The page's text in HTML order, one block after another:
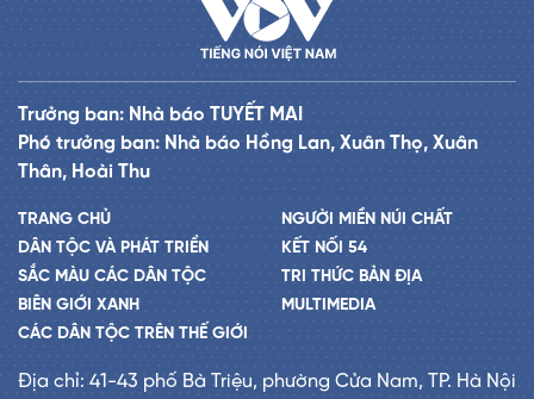
Trưởng ban: Nhà báo TUYẾT MAI
Phó trưởng ban: Nhà báo Hồng Lan, Xuân Thọ, Xuân
Thân, Hoài Thu
TRANG CHỦ
DÂN TỘC VÀ PHÁT TRIỂN
SẮC MÀU CÁC DÂN TỘC
BIÊN GIỚI XANH
CÁC DÂN TỘC TRÊN THẾ GIỚI
NGƯỜI MIỀN NÚI CHẤT
KẾT NỐI 54
TRI THỨC BẢN ĐỊA
MULTIMEDIA
Địa chỉ: 41-43 phố Bà Triệu, phường Cửa Nam, TP. Hà Nội